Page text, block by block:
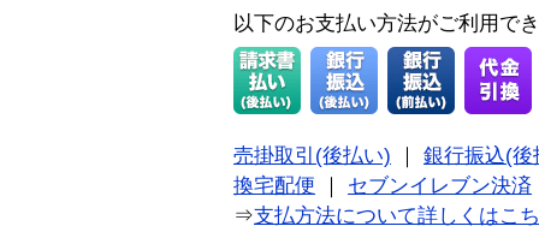
以下のお支払い方法がご利用で
売掛取引(後払い)
銀行振込(後
換宅配便
セブンイレブン決済
⇒支払方法について詳しくはこ